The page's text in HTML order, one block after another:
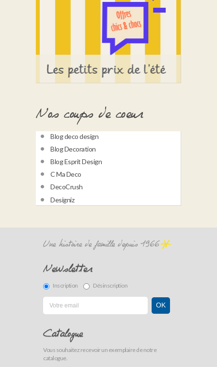
Nos coups de coeur
Blog deco design
Blog Decoration
Blog Esprit Design
C Ma Deco
DecoCrush
Designiz
Une histoire de famille depuis 1966
Newsletter
Inscription Désinscription
Catalogue
Vous souhaitez recevoir un exemplaire de notre
catalogue.